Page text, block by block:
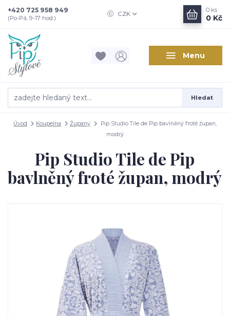
Menu
CZK
Hledat
+420 725 958 949
(Po-Pá, 9-17 hod.)
0 ks
0 Kč
Úvod Koupelna Župany
Pip Studio Tile de Pip bavlněný froté župan,
modrý
Pip Studio Tile de Pip
bavlněný froté župan, modrý